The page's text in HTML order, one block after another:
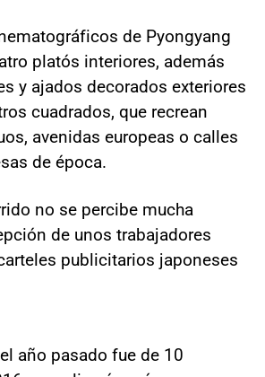
de Pyongyang
platós interiores, además
y ajados decorados exteriores
cuadrados, que recrean
avenidas europeas o calles
de época.
no se percibe mucha
de unos trabajadores
publicitarios japoneses
año pasado fue de 10